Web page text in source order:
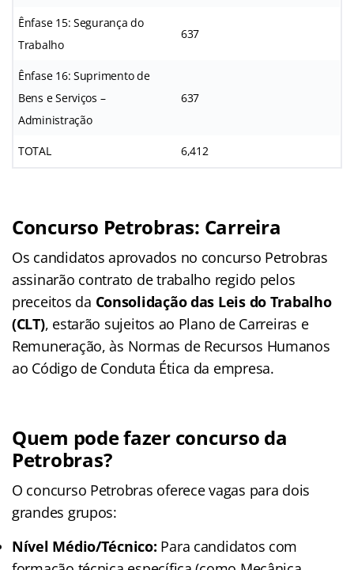
Ênfase 15: Segurança do
Trabalho
637
Ênfase 16: Suprimento de
Bens e Serviços –
Administração
637
TOTAL 6,412
Concurso Petrobras: Carreira
Os candidatos aprovados no concurso Petrobras
assinarão contrato de trabalho regido pelos
preceitos da Consolidação das Leis do Trabalho
(CLT), estarão sujeitos ao Plano de Carreiras e
Remuneração, às Normas de Recursos Humanos
ao Código de Conduta Ética da empresa.
Quem pode fazer concurso da
Petrobras?
O concurso Petrobras oferece vagas para dois
grandes grupos:
Nível Médio/Técnico: Para candidatos com